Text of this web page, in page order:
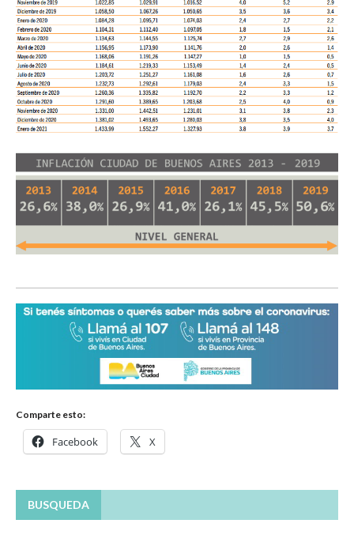
Comparte esto:
Facebook X
BUSQUEDA